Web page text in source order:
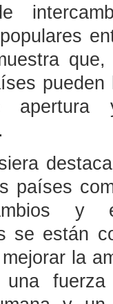
apertura
países
y
se están
la
una